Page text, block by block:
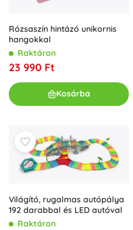
Rózsaszín hintázó unikornis
hangokkal
Raktáron
23 990 Ft
Kosárba
Világító, rugalmas autópálya
192 darabbal és LED autóval
Raktáron